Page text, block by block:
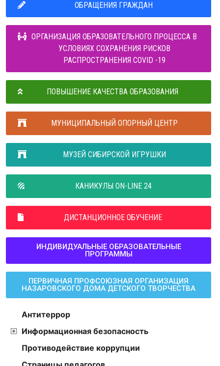
ОБРАЩЕНИЯ ГРАЖДАН
ОРГАНИЗАЦИЯ ОБРАЗОВАТЕЛЬНОГО ПРОЦЕССА В
УСЛОВИЯХ СОХРАНЕНИЯ РИСКОВ
РАСПРОСТРАНЕНИЯ COVID -19
ПОВЫШЕНИЕ КАЧЕСТВА ОБРАЗОВАНИЯ
МУНИЦИПАЛЬНЫЙ ОПОРНЫЙ ЦЕНТР
МУЗЕЙ СИБИРСКОЙ ИГРУШКИ
КАНИКУЛЫ ON-LINE 24
ДИСТАНЦИОННОЕ ОБУЧЕНИЕ
ИНДИВИДУАЛЬНЫЕ ОБРАЗОВАТЕЛЬНЫЕ
ПРОГРАММЫ
ПЕРВИЧНАЯ ПРОФСОЮЗНАЯ ОРГАНИЗАЦИЯ
НАЗАРОВСКОГО ДОМА ДЕТСКОГО ТВОРЧЕСТВА
Антитеррор
Информационная безопасность
Противодействие коррупции